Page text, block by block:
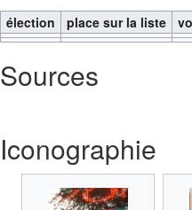
élection
place sur la liste
Sources
Iconographie